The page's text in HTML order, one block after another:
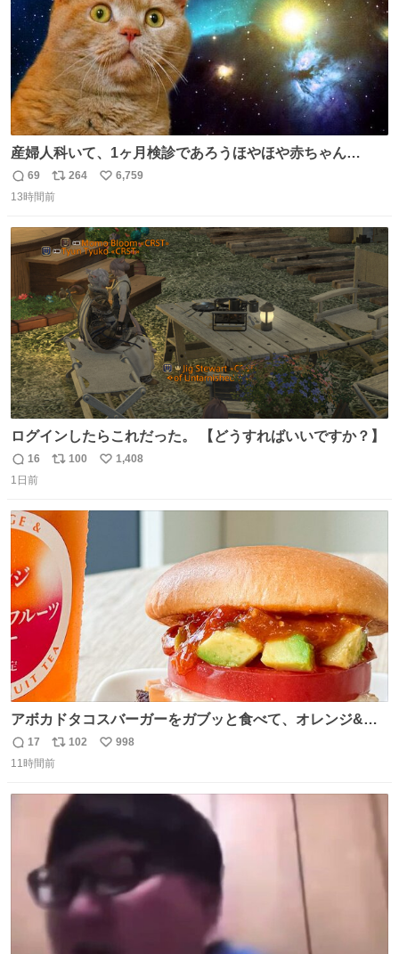
産婦人科いて、1ヶ月検診であろうほやほや赤ちゃん👩‍🍼
と推定2,3歳の女の子👧🏻をワンオペで連れてるママがいる
のだけども 女の子ずっとママの側から離れない…⁉️ 手を繋
たいにﾄﾃﾄﾃついてってるし逃走しないし脱走しないし逃げ
ないし走ら文字数
返
信
69
リ
ポ
ト
数
264
い
数
6,759
13時間前
ログインしたらこれだった。 【どうすればいいですか？】
返
信
16
リ
ト
数
100
い
1,408
1日前
アボカドタコスバーガーをガブッと食べて、オレンジ&パ
ッションフルーツティーをグビッと飲んで、またアボカド
タコスバーガーをガブッと食べて、またオレンジ＆パッシ
返
信
17
リ
ポ
ト
数
102
い
998
11時間前